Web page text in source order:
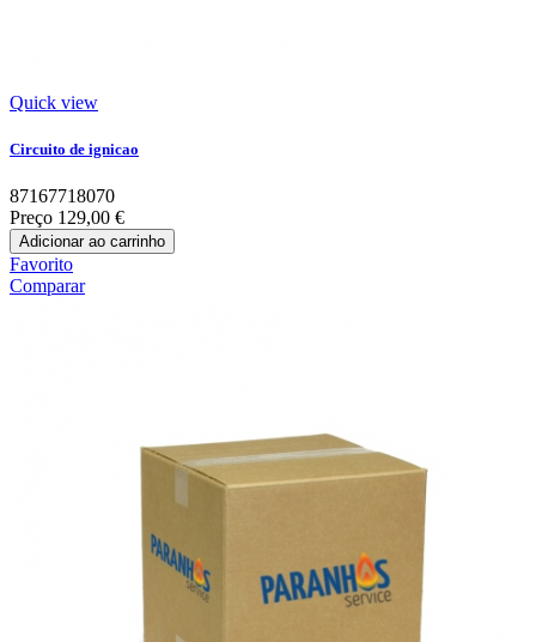
Quick view
Circuito de ignicao
87167718070
Preço 129,00 €
Adicionar ao carrinho
Favorito
Comparar